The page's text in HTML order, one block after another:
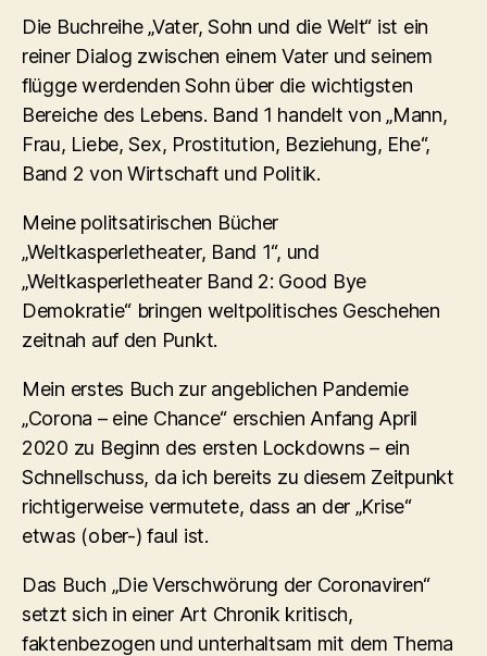
Die Buchreihe „Vater, Sohn und die Welt“ ist ein
reiner Dialog zwischen einem Vater und seinem
flügge werdenden Sohn über die wichtigsten
Bereiche des Lebens. Band 1 handelt von „Mann,
Frau, Liebe, Sex, Prostitution, Beziehung, Ehe“,
Band 2 von Wirtschaft und Politik.
Meine politsatirischen Bücher
„Weltkasperletheater, Band 1“, und
„Weltkasperletheater Band 2: Good Bye
Demokratie“ bringen weltpolitisches Geschehen
zeitnah auf den Punkt.
Mein erstes Buch zur angeblichen Pandemie
„Corona – eine Chance“ erschien Anfang April
2020 zu Beginn des ersten Lockdowns – ein
Schnellschuss, da ich bereits zu diesem Zeitpunkt
richtigerweise vermutete, dass an der „Krise“
etwas (ober-) faul ist.
Das Buch „Die Verschwörung der Coronaviren“
setzt sich in einer Art Chronik kritisch,
faktenbezogen und unterhaltsam mit dem Thema